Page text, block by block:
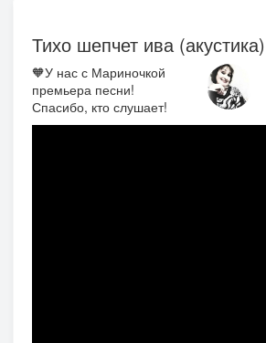
Тихо шепчет ива (акустика)
🧡У нас с Мариночкой
премьера песни!
Спасибо, кто слушает!